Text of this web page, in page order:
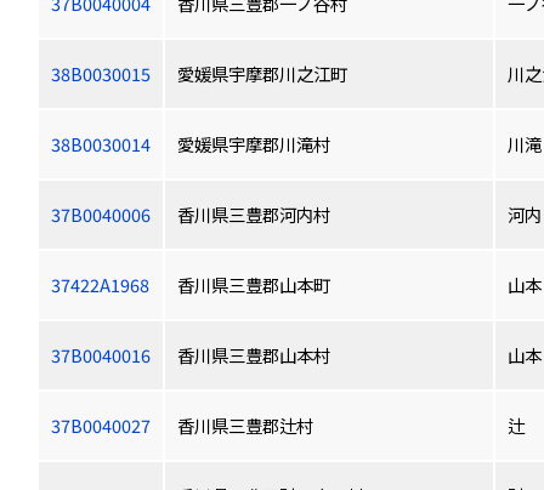
38B0030015 愛媛県宇摩郡川之江町 川
38B0030014 愛媛県宇摩郡川滝村 川滝
37B0040006 香川県三豊郡河内村 河内
37422A1968 香川県三豊郡山本町 山本
37B0040016 香川県三豊郡山本村 山本
37B0040027 香川県三豊郡辻村 辻